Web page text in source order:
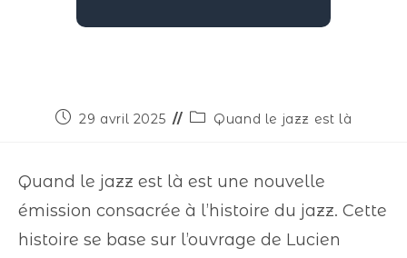
29 avril 2025 Quand le jazz est là
Quand le jazz est là est une nouvelle
émission consacrée à l’histoire du jazz. Cette
histoire se base sur l’ouvrage de Lucien